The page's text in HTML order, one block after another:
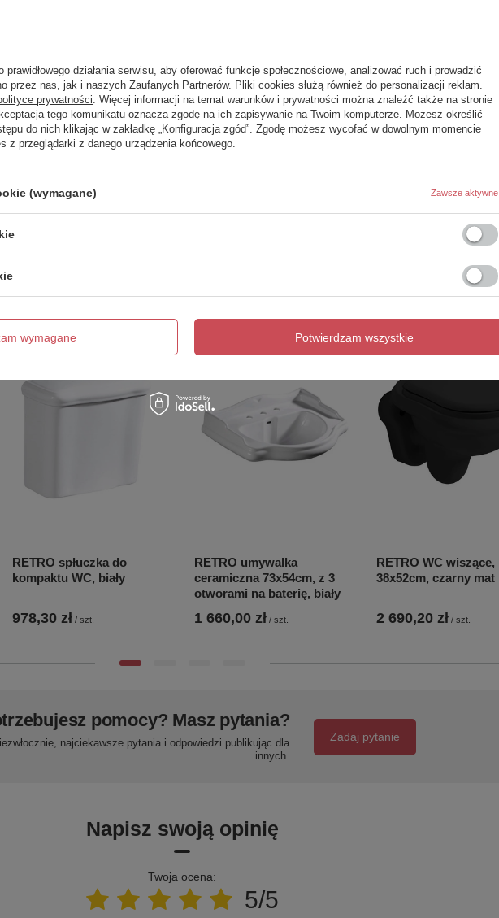
za ten produkt na terenie UE
Seria RETRO KERASAN
na dostawę z produkcji (dni): 56
Gwarancja w miesiącach 24
Zobacz również
RETRO spłuczka do
kompaktu WC, biały
978,30 zł / szt.
RETRO umywalka
ceramiczna 73x54cm, z 3
otworami na baterię, biały
1 660,00 zł / szt.
RETRO WC wiszące,
38x52cm, czarny mat
2 690,20 zł / szt.
pomocy? Masz pytania?
najciekawsze pytania i odpowiedzi publikując dla
innych.
Zadaj pytanie
Napisz swoją opinię
Twoja ocena:
5/5
działania serwisu, aby oferować funkcje społecznościowe, analizować ruch i prowadzić
przez nas, jak i naszych Zaufanych Partnerów. Pliki cookies służą również do personalizacji reklam.
prywatności. Więcej informacji na temat warunków i prywatności można znaleźć także na stronie
tego komunikatu oznacza zgodę na ich zapisywanie na Twoim komputerze. Możesz określić
do nich klikając w zakładkę „Konfiguracja zgód”. Zgodę możesz wycofać w dowolnym momencie
z przeglądarki z danego urządzenia końcowego.
(wymagane) Zawsze aktywne
wymagane Potwierdzam wszystkie